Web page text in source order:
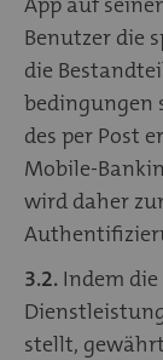
Benutzer die
die
bedingungen
des per Post
Mobile-
wird daher
3.2. Indem die
stellt,